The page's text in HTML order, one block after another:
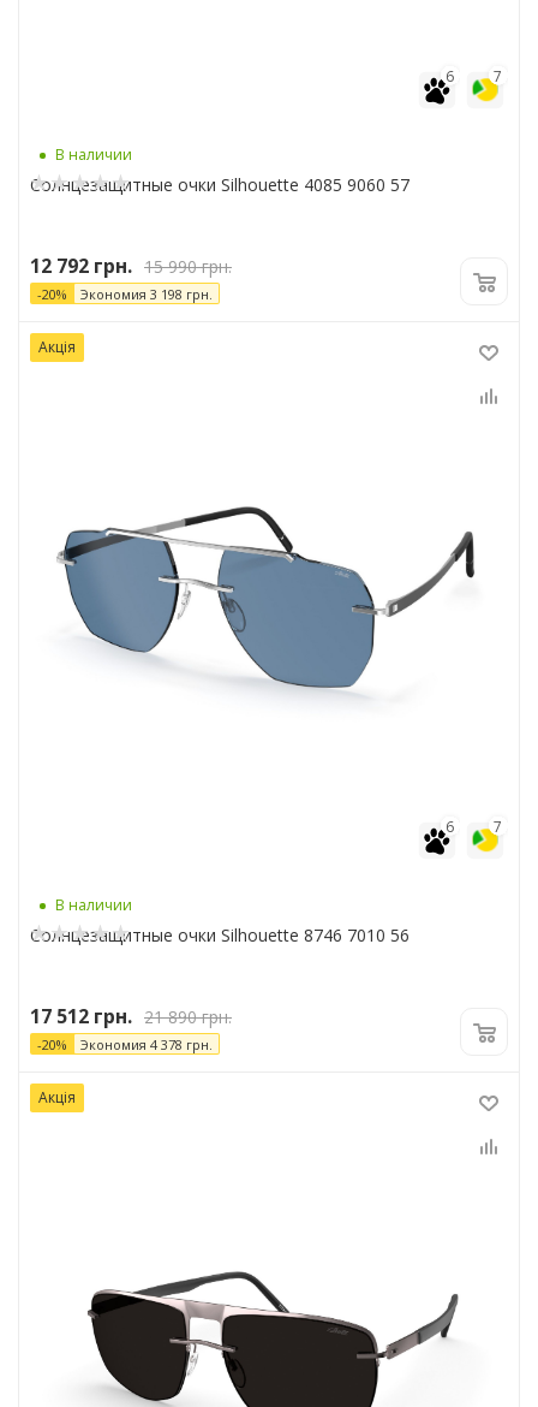
7
6
В наличии
Солнцезащитные очки Silhouette 4085 9060 57
12 792 грн. 15 990грн.
-20% Экономия 3 198 грн.
Акція
7
6
В наличии
Солнцезащитные очки Silhouette 8746 7010 56
17 512 грн. 21 890грн.
-20% Экономия 4 378 грн.
Акція